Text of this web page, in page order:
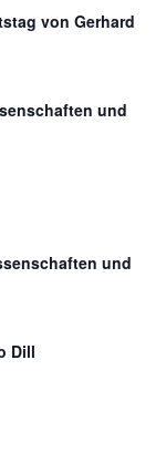
von Gerhard
und
und
Dill